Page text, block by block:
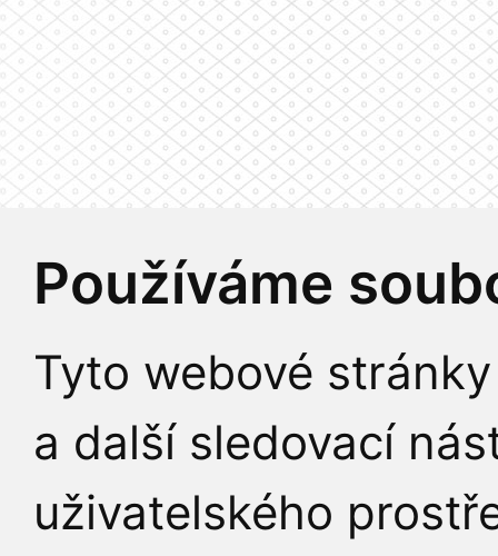
Používáme
Tyto webové
a další sledovací
uživatelského